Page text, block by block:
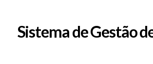
Sistema de Gestão